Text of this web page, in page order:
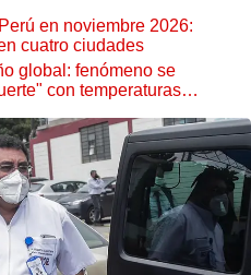
en noviembre 2026:
cuatro ciudades
global: fenómeno se
con temperaturas